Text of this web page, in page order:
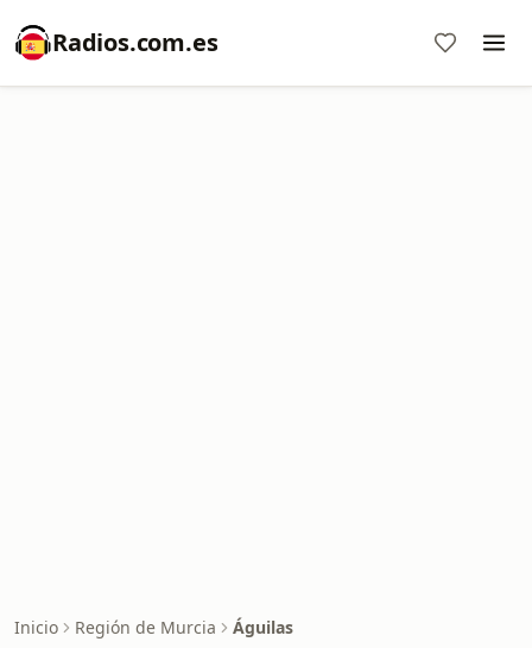
Radios.com.es
Inicio Región de Murcia Águilas